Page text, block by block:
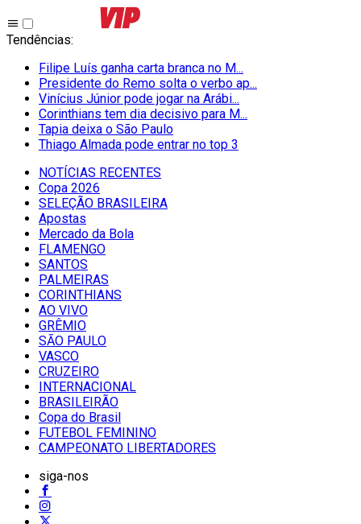
Tendências:
Filipe Luís ganha carta branca no M...
Presidente do Remo solta o verbo ap...
Vinícius Júnior pode jogar na Arábi...
Corinthians tem dia decisivo para M...
Tapia deixa o São Paulo
Thiago Almada pode entrar no top 3
NOTÍCIAS RECENTES
Copa 2026
SELEÇÃO BRASILEIRA
Apostas
Mercado da Bola
FLAMENGO
SANTOS
PALMEIRAS
CORINTHIANS
AO VIVO
GRÊMIO
SĀO PAULO
VASCO
CRUZEIRO
INTERNACIONAL
BRASILEIRÃO
Copa do Brasil
FUTEBOL FEMININO
CAMPEONATO LIBERTADORES
siga-nos